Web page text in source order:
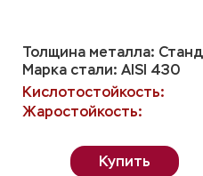
Толщина металла:
Марка стали: AISI 430
Кислотостойкость:
Жаростойкость:
Купить